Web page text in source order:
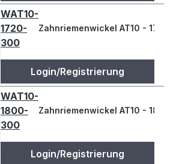
WAT10-
1720-
300
Zahnriemenwickel AT10 - 1720
Login/Registrierung
WAT10-
1800-
300
Zahnriemenwickel AT10 - 1800
Login/Registrierung